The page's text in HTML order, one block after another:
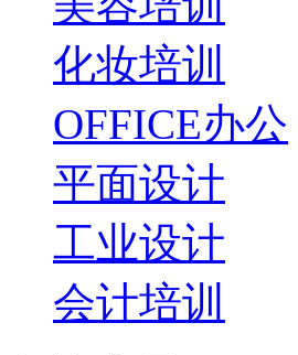
化妆培训
OFFICE办公
平面设计
工业设计
会计培训